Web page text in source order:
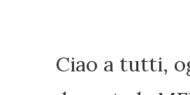
Ciao a tutti,